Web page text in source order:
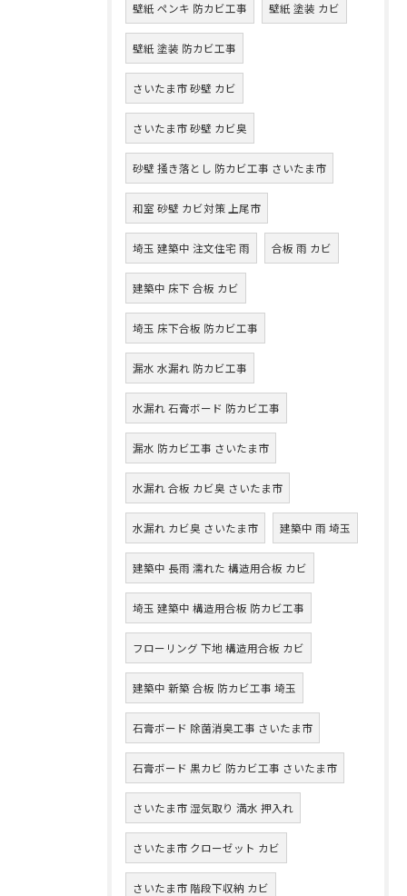
壁紙 ペンキ 防カビ工事 壁紙 塗装 カビ
壁紙 塗装 防カビ工事
さいたま市 砂壁 カビ
さいたま市 砂壁 カビ臭
砂壁 掻き落とし 防カビ工事 さいたま市
和室 砂壁 カビ対策 上尾市
埼玉 建築中 注文住宅 雨 合板 雨 カビ
建築中 床下 合板 カビ
埼玉 床下合板 防カビ工事
漏水 水漏れ 防カビ工事
水漏れ 石膏ボード 防カビ工事
漏水 防カビ工事 さいたま市
水漏れ 合板 カビ臭 さいたま市
水漏れ カビ臭 さいたま市 建築中 雨 埼玉
建築中 長雨 濡れた 構造用合板 カビ
埼玉 建築中 構造用合板 防カビ工事
フローリング 下地 構造用合板 カビ
建築中 新築 合板 防カビ工事 埼玉
石膏ボード 除菌消臭工事 さいたま市
石膏ボード 黒カビ 防カビ工事 さいたま市
さいたま市 湿気取り 満水 押入れ
さいたま市 クローゼット カビ
さいたま市 階段下収納 カビ